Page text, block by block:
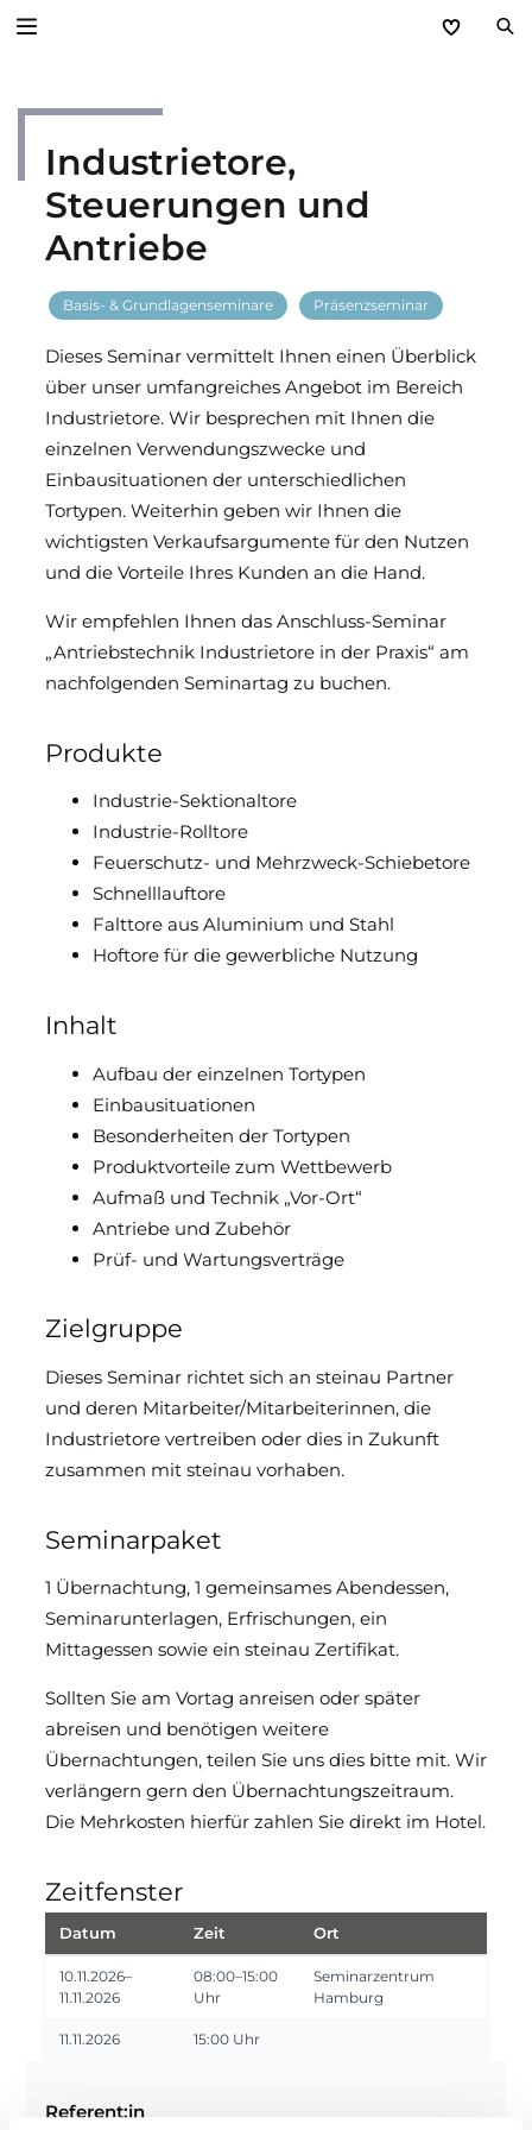
Service
Aktuelles
Programme
Prospektanforderung
steinau Akademie
Downloads & Medien
DoP
Industrietore,
Steuerungen und
Antriebe
Basis- & Grundlagenseminare Präsenzseminar
Dieses Seminar vermittelt Ihnen einen Überblick
über unser umfangreiches Angebot im Bereich
Industrietore. Wir besprechen mit Ihnen die
einzelnen Verwendungszwecke und
Einbausituationen der unterschiedlichen
Tortypen. Weiterhin geben wir Ihnen die
wichtigsten Verkaufsargumente für den Nutzen
und die Vorteile Ihres Kunden an die Hand.
Wir empfehlen Ihnen das Anschluss-Seminar
„Antriebstechnik Industrietore in der Praxis“ am
nachfolgenden Seminartag zu buchen.
Produkte
Industrie-Sektionaltore
Industrie-Rolltore
Feuerschutz- und Mehrzweck-Schiebetore
Schnelllauftore
Falttore aus Aluminium und Stahl
Hoftore für die gewerbliche Nutzung
Inhalt
Aufbau der einzelnen Tortypen
Einbausituationen
Besonderheiten der Tortypen
Produktvorteile zum Wettbewerb
Aufmaß und Technik „Vor-Ort“
Antriebe und Zubehör
Prüf- und Wartungsverträge
Zielgruppe
Dieses Seminar richtet sich an steinau Partner
und deren Mitarbeiter/Mitarbeiterinnen, die
Industrietore vertreiben oder dies in Zukunft
zusammen mit steinau vorhaben.
Seminarpaket
1 Übernachtung, 1 gemeinsames Abendessen,
Seminarunterlagen, Erfrischungen, ein
Mittagessen sowie ein steinau Zertifikat.
Sollten Sie am Vortag anreisen oder später
abreisen und benötigen weitere
Übernachtungen, teilen Sie uns dies bitte mit. Wir
verlängern gern den Übernachtungszeitraum.
Die Mehrkosten hierfür zahlen Sie direkt im Hotel.
Zeitfenster
Datum Zeit Ort
10.11.2026–
11.11.2026
08:00–15:00
Uhr
Seminarzentrum
Hamburg
11.11.2026 15:00 Uhr
Referent:in